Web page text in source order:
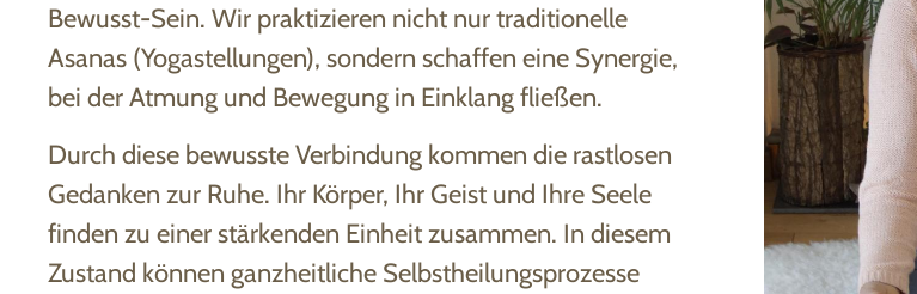
Bewusst-Sein. Wir praktizieren nicht nur traditionelle
Asanas (Yogastellungen), sondern schaffen eine Synergie,
bei der Atmung und Bewegung in Einklang fließen.
Durch diese bewusste Verbindung kommen die rastlosen
Gedanken zur Ruhe. Ihr Körper, Ihr Geist und Ihre Seele
finden zu einer stärkenden Einheit zusammen. In diesem
Zustand können ganzheitliche Selbstheilungsprozesse